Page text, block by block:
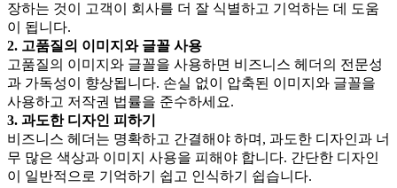
장하는 것이 고객이 회사를 더 잘 식별하고 기억하는 데 도움
이 됩니다.
2. 고품질의 이미지와 글꼴 사용
고품질의 이미지와 글꼴을 사용하면 비즈니스 헤더의 전문성
과 가독성이 향상됩니다. 손실 없이 압축된 이미지와 글꼴을
사용하고 저작권 법률을 준수하세요.
3. 과도한 디자인 피하기
비즈니스 헤더는 명확하고 간결해야 하며, 과도한 디자인과 너
무 많은 색상과 이미지 사용을 피해야 합니다. 간단한 디자인
이 일반적으로 기억하기 쉽고 인식하기 쉽습니다.